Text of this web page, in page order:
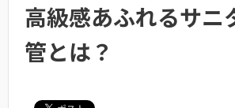
高級感あふれるサニ
管とは？